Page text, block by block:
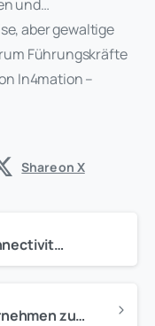
und…
aber gewaltige
Führungskräfte
In4mation –
Share on X
Mobilfunk & Business-Connectivity mit T4M und Vodafone: Ihre mobile Workforce europaweit
Vom klassischen Unternehmen zum Frontier-Vorreiter: Drei Schritte, wie Sie Ihre Organisation für das KI-Zeitalter neu aufstellen